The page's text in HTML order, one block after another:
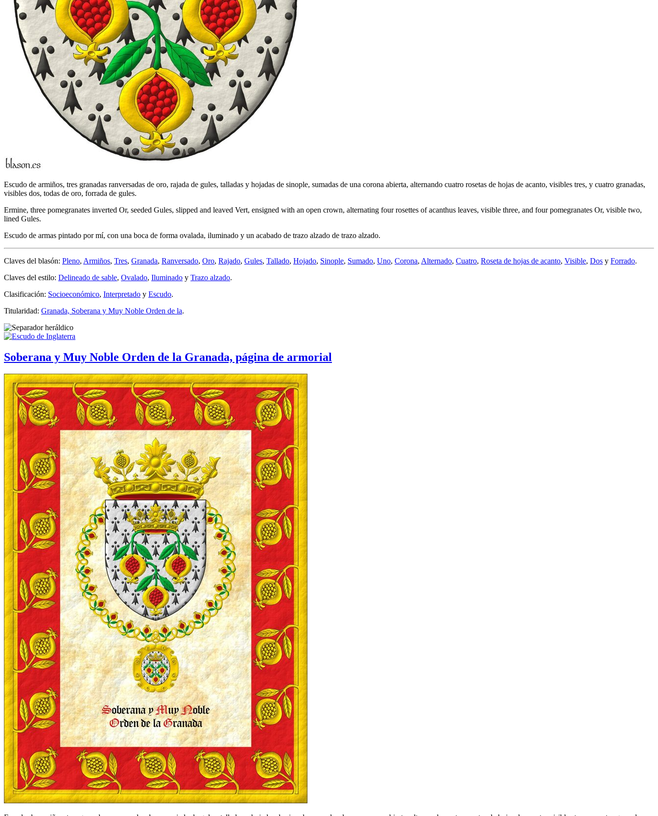
Escudo de armiños, tres granadas ranversadas de oro, rajada de gules, talladas y hojadas de sinople, sumadas de una corona abierta, alternando cuatro rosetas de hojas de acanto, visibles tres, y cuatro granadas,
visibles dos, todas de oro, forrada de gules.
Ermine, three pomegranates inverted Or, seeded Gules, slipped and leaved Vert, ensigned with an open crown, alternating four rosettes of acanthus leaves, visible three, and four pomegranates Or, visible two,
lined Gules.
Escudo de armas pintado por mí, con una boca de forma ovalada, iluminado y un acabado de trazo alzado de trazo alzado.
Claves del blasón: Pleno, Armiños, Tres, Granada, Ranversado, Oro, Rajado, Gules, Tallado, Hojado, Sinople, Sumado, Uno, Corona, Alternado, Cuatro, Roseta de hojas de acanto, Visible, Dos y Forrado.
Claves del estilo: Delineado de sable, Ovalado, Iluminado y Trazo alzado.
Clasificación: Socioeconómico, Interpretado y Escudo.
Titularidad: Granada, Soberana y Muy Noble Orden de la.
Soberana y Muy Noble Orden de la Granada, página de armorial